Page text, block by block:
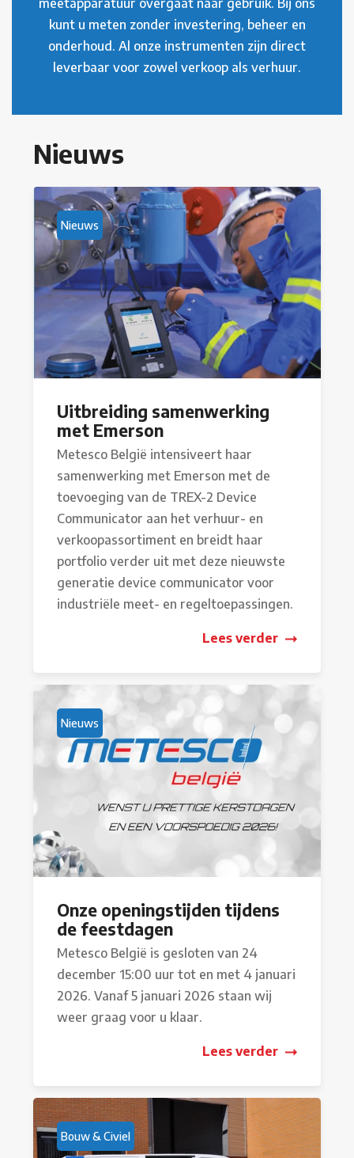
kunt u meten zonder investering, beheer en
onderhoud. Al onze instrumenten zijn direct
leverbaar voor zowel verkoop als verhuur.
Nieuws
Nieuws
Uitbreiding samenwerking
met Emerson
Metesco België intensiveert haar
samenwerking met Emerson met de
toevoeging van de TREX-2 Device
Communicator aan het verhuur- en
verkoopassortiment en breidt haar
portfolio verder uit met deze nieuwste
generatie device communicator voor
industriële meet- en regeltoepassingen.
Lees verder
Nieuws
Onze openingstijden tijdens
de feestdagen
Metesco België is gesloten van 24
december 15:00 uur tot en met 4 januari
2026. Vanaf 5 januari 2026 staan wij
weer graag voor u klaar.
Lees verder
Bouw & Civiel